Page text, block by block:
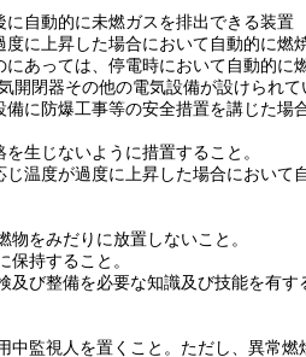
自動的に未燃ガスを排出できる装置
に上昇した場合において自動的に燃
あっては、停電時において自動的に
閉器その他の電気設備が設けられ
備に防爆工事等の安全措置を講じた場
生じないように措置すること。
温度が過度に上昇した場合において
をみだりに放置しないこと。
持すること。
及び整備を必要な知識及び技能を有
監視人を置くこと。 ただし、異常燃